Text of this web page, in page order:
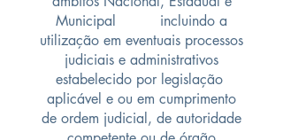
Municipal incluindo a
utilização em eventuais processos
judiciais e administrativos
estabelecido por legislação
aplicável e ou em cumprimento
de ordem judicial, de autoridade